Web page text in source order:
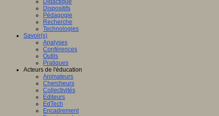
Didactique
Dispositifs
Pédagogie
Recherche
Technologies
Savoir(s)
Analyses
Conférences
Outils
Pratiques
Acteurs de l'éducation
Animateurs
Chercheurs
Collectivités
Editeurs
EdTech
Encadrement